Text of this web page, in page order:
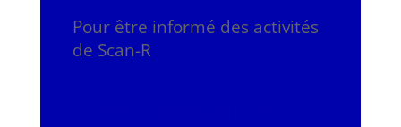
Pour être informé des activités
de Scan-R